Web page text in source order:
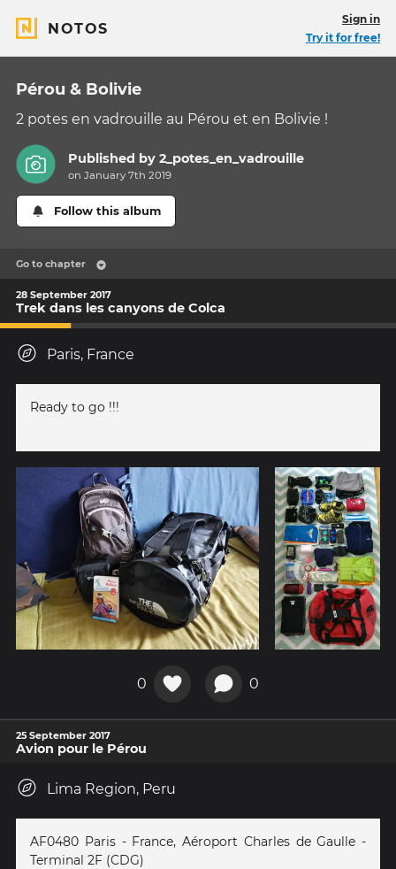
NOTOS
Sign in
Try it for free!
Pérou & Bolivie
2 potes en vadrouille au Pérou et en Bolivie !
Published by2_potes_en_vadrouille
on January 7th 2019
Follow this album
Go to chapter
28 September 2017
Trek dans les canyons de Colca
Paris, France
Ready to go !!!
0 0
25 September 2017
Avion pour le Pérou
Lima Region, Peru
AF0480 Paris - France, Aéroport Charles de Gaulle -
Terminal 2F (CDG)